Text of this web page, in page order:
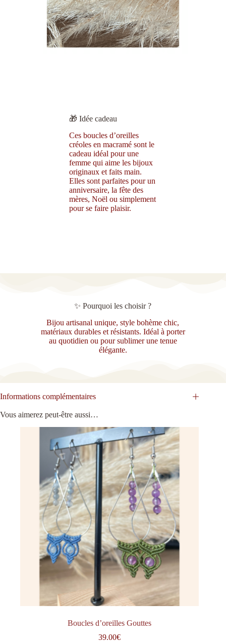
🎁 Idée cadeau
Ces boucles d’oreilles
créoles en macramé sont le
cadeau idéal pour une
femme qui aime les bijoux
originaux et faits main.
Elles sont parfaites pour un
anniversaire, la fête des
mères, Noël ou simplement
pour se faire plaisir.
✨ Pourquoi les choisir ?
Bijou artisanal unique, style bohème chic,
matériaux durables et résistants. Idéal à porter
au quotidien ou pour sublimer une tenue
élégante.
Informations complémentaires
Vous aimerez peut-être aussi…
Boucles d’oreilles Gouttes
39.00€